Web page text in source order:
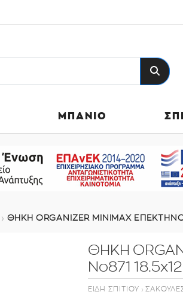
ΜΠΑΝΙΟ
ΘΗΚΗ ORGANIZER MINIMAX
ΘΗΚΗ
Νο871
ΕΊΔΗ ΣΠΙΤΙΟΎ ›